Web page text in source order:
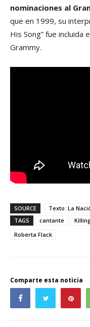
nominaciones al
que en 1999, su
His Song” fue incluida
Grammy.
SOURCE
Texto: La
TAGS
cantante
Roberta Flack
Comparte esta noticia